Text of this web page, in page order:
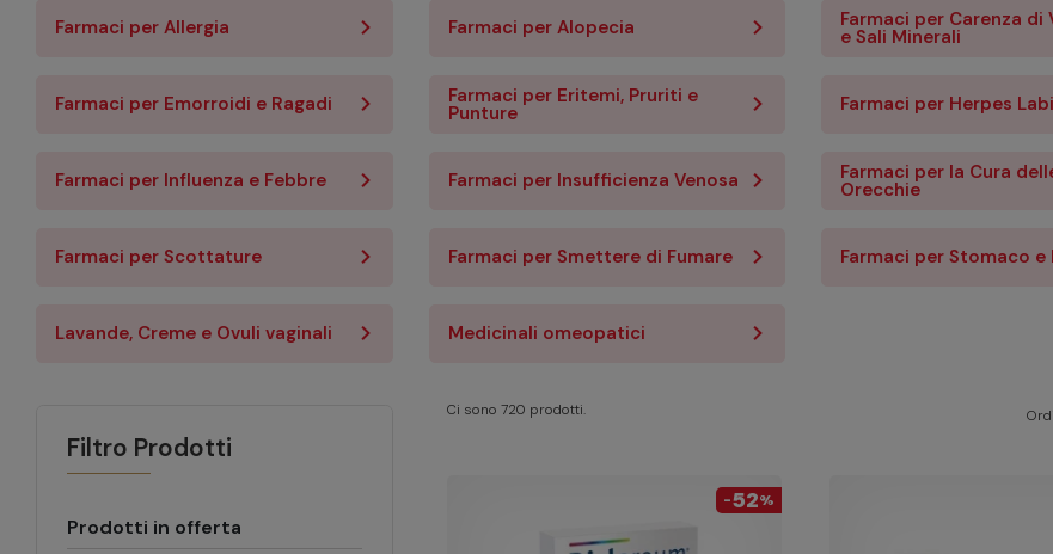
Farmaci per Allergia Farmaci per Alopecia Farmaci per Carenza di
e Sali Minerali
Farmaci per Emorroidi e Ragadi Farmaci per Eritemi, Pruriti e
Punture Farmaci per Herpes
Farmaci per Influenza e Febbre Farmaci per Insufficienza Venosa Farmaci per la Cura
Orecchie
Farmaci per Scottature Farmaci per Smettere di Fumare Farmaci per Stomaco
Lavande, Creme e Ovuli vaginali Medicinali omeopatici
Filtro Prodotti
Prodotti in offerta
Ci sono 720 prodotti.
-52%